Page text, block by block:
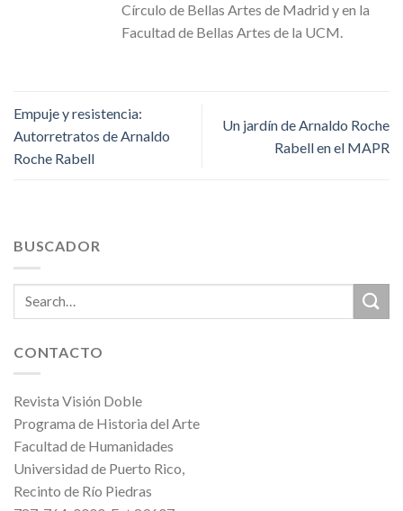
Círculo de Bellas Artes de Madrid y en la
Facultad de Bellas Artes de la UCM.
Empuje y resistencia:
Autorretratos de Arnaldo
Roche Rabell
Un jardín de Arnaldo Roche
Rabell en el MAPR
BUSCADOR
CONTACTO
Revista Visión Doble
Programa de Historia del Arte
Facultad de Humanidades
Universidad de Puerto Rico,
Recinto de Río Piedras